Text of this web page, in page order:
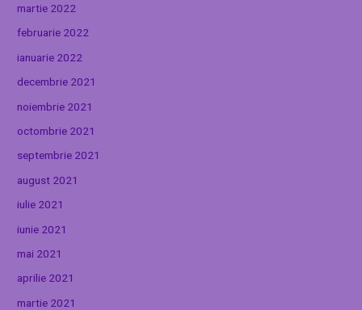
martie 2022
februarie 2022
ianuarie 2022
decembrie 2021
noiembrie 2021
octombrie 2021
septembrie 2021
august 2021
iulie 2021
iunie 2021
mai 2021
aprilie 2021
martie 2021